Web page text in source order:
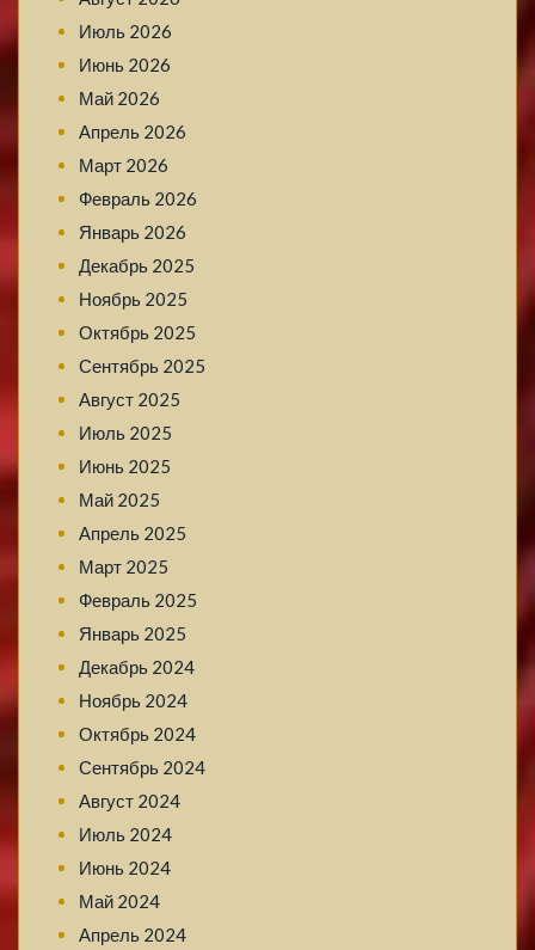
Июль 2026
Июнь 2026
Май 2026
Апрель 2026
Март 2026
Февраль 2026
Январь 2026
Декабрь 2025
Ноябрь 2025
Октябрь 2025
Сентябрь 2025
Август 2025
Июль 2025
Июнь 2025
Май 2025
Апрель 2025
Март 2025
Февраль 2025
Январь 2025
Декабрь 2024
Ноябрь 2024
Октябрь 2024
Сентябрь 2024
Август 2024
Июль 2024
Июнь 2024
Май 2024
Апрель 2024